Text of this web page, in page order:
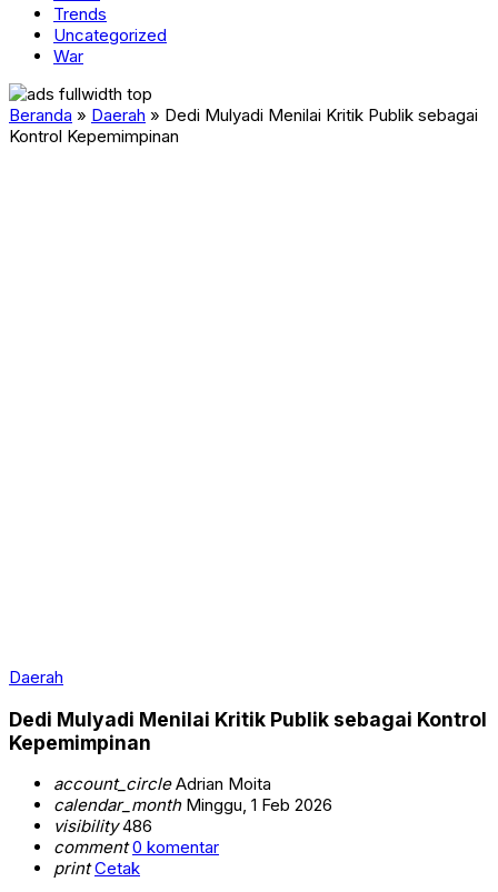
Trends
Uncategorized
War
Beranda » Daerah » Dedi Mulyadi Menilai Kritik Publik sebagai
Kontrol Kepemimpinan
Daerah
Dedi Mulyadi Menilai Kritik Publik sebagai Kontrol
Kepemimpinan
account_circleAdrian Moita
calendar_monthMinggu, 1 Feb 2026
visibility486
comment 0 komentar
print Cetak